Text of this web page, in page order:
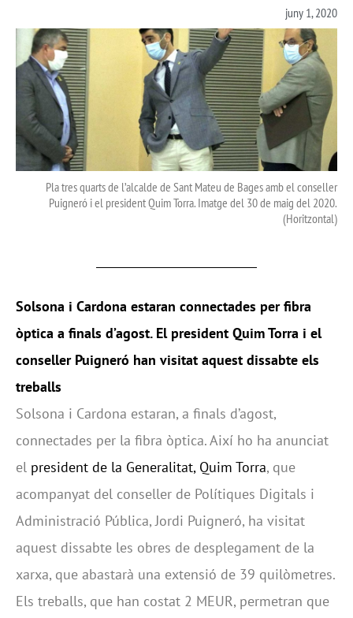
juny 1, 2020
Pla tres quarts de l’alcalde de Sant Mateu de Bages amb el conseller
Puigneró i el president Quim Torra. Imatge del 30 de maig del 2020.
(Horitzontal)
Solsona i Cardona estaran connectades per fibra
òptica a finals d’agost. El president Quim Torra i el
conseller Puigneró han visitat aquest dissabte els
treballs
Solsona i Cardona estaran, a finals d’agost,
connectades per la fibra òptica. Així ho ha anunciat
el president de la Generalitat, Quim Torra, que
acompanyat del conseller de Polítiques Digitals i
Administració Pública, Jordi Puigneró, ha visitat
aquest dissabte les obres de desplegament de la
xarxa, que abastarà una extensió de 39 quilòmetres.
Els treballs, que han costat 2 MEUR, permetran que